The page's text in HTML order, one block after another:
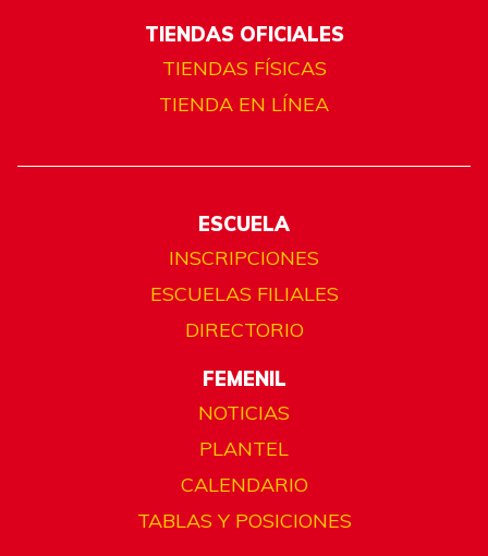
TIENDAS OFICIALES
TIENDAS FÍSICAS
TIENDA EN LÍNEA
ESCUELA
INSCRIPCIONES
ESCUELAS FILIALES
DIRECTORIO
FEMENIL
NOTICIAS
PLANTEL
CALENDARIO
TABLAS Y POSICIONES